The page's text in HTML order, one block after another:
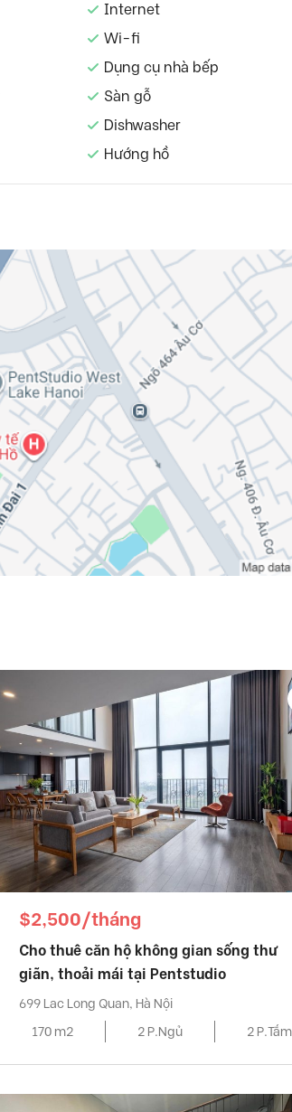
Internet
Wi-fi
Dụng cụ nhà bếp
Sàn gỗ
Dishwasher
Hướng hồ
$2,500/tháng
Cho thuê căn hộ không gian sống thư
giãn, thoải mái tại Pentstudio
699 Lac Long Quan, Hà Nội
170 m2
2 P.Ngủ 2 P.Tắm